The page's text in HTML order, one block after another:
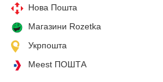
Нова Пошта
Магазини Rozetka
Укрпошта
Meest ПОШТА